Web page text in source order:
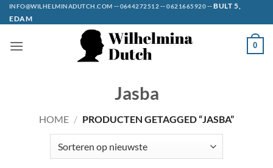
Ga
naar
INFO@WILHELMINADUTCH.COM --0644272512--0621665920--BULT 5,
EDAM
0
Jasba
HOME / PRODUCTEN GETAGGED “JASBA”